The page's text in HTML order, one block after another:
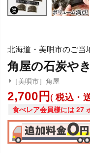
北海道・美唄市のご当
角屋の石炭や
［美唄市］角屋
2,700 税込・
食べレア会員様には 27